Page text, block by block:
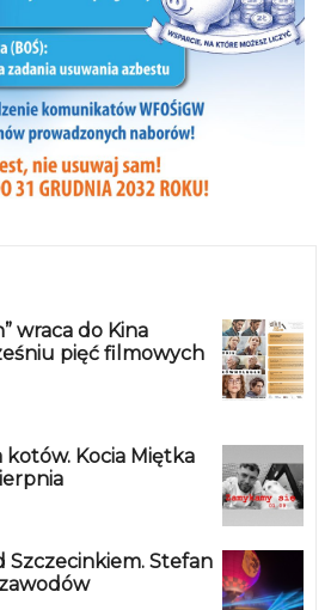
wraca do Kina
pięć filmowych
kotów. Kocia Miętka
Szczecinkiem. Stefan